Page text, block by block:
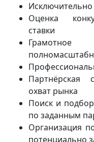
Оценка
ставки
Партнёрская
охват рынка
Поиск и
по заданным
Организация
потенциально